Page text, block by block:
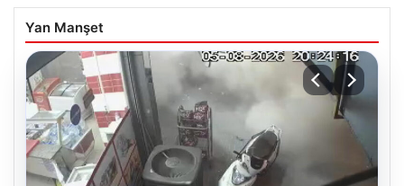
Yan Manşet